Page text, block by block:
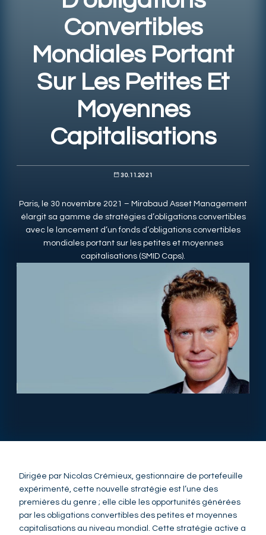
RESPONSIBLY SUSTAINABLE
Convertibles
Mondiales Portant
Sur Les Petites Et
Moyennes
Capitalisations
30.11.2021
Paris, le 30 novembre 2021 – Mirabaud Asset Management
élargit sa gamme de stratégies d’obligations convertibles
avec le lancement d’un fonds d’obligations convertibles
mondiales portant sur les petites et moyennes
capitalisations (SMID Caps).
Dirigée par Nicolas Crémieux, gestionnaire de portefeuille
expérimenté, cette nouvelle stratégie est l’une des
premières du genre ; elle cible les opportunités générées
par les obligations convertibles des petites et moyennes
capitalisations au niveau mondial. Cette stratégie active a